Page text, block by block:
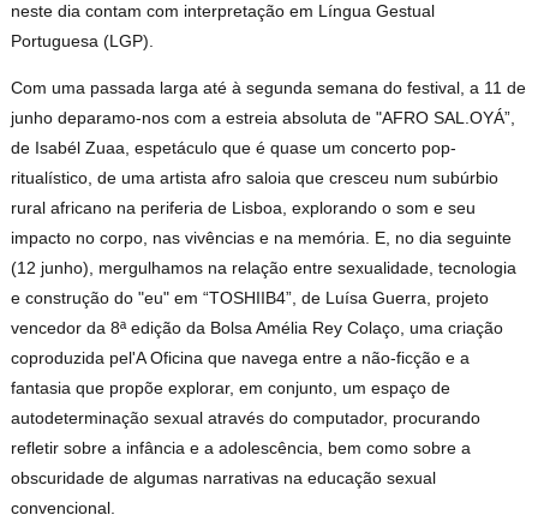
neste dia contam com interpretação em Língua Gestual
Portuguesa (LGP).
Com uma passada larga até à segunda semana do festival, a 11 de
junho deparamo-nos com a estreia absoluta de "AFRO SAL.OYÁ”,
de Isabél Zuaa, espetáculo que é quase um concerto pop-
ritualístico, de uma artista afro saloia que cresceu num subúrbio
rural africano na periferia de Lisboa, explorando o som e seu
impacto no corpo, nas vivências e na memória. E, no dia seguinte
(12 junho), mergulhamos na relação entre sexualidade, tecnologia
e construção do "eu" em “TOSHIIB4”, de Luísa Guerra, projeto
vencedor da 8ª edição da Bolsa Amélia Rey Colaço, uma criação
coproduzida pel'A Oficina que navega entre a não-ficção e a
fantasia que propõe explorar, em conjunto, um espaço de
autodeterminação sexual através do computador, procurando
refletir sobre a infância e a adolescência, bem como sobre a
obscuridade de algumas narrativas na educação sexual
convencional.